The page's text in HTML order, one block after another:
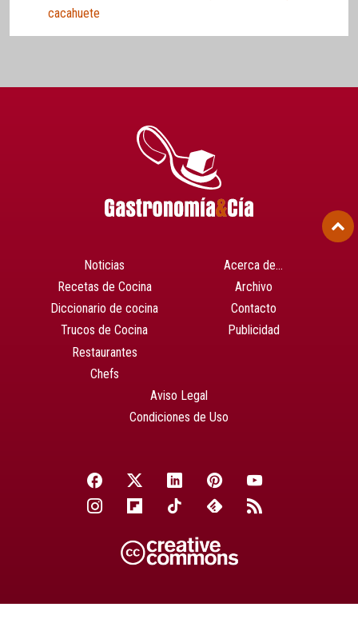
cacahuete
Noticias
Recetas de Cocina
Diccionario de cocina
Trucos de Cocina
Restaurantes
Chefs
Acerca de…
Archivo
Contacto
Publicidad
Aviso Legal
Condiciones de Uso